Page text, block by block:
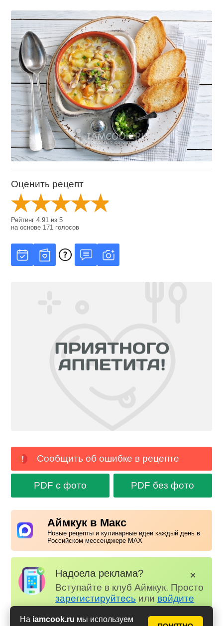
На iamcook.ru мы используем
Оценить рецепт
Рейтинг4.91 из5
на основе 171 голосов
Сообщить об ошибке в рецепте
PDF с фото PDF без фото
Аймкук в Макс
Новые рецепты и кулинарные идеи каждый день в
Российском мессенджере MAX
Надоела реклама?
Вступайте в клуб Аймкук. Просто
зарегистируйтесь или войдите
на наш сайт через Яндекс или
ВК.
✕